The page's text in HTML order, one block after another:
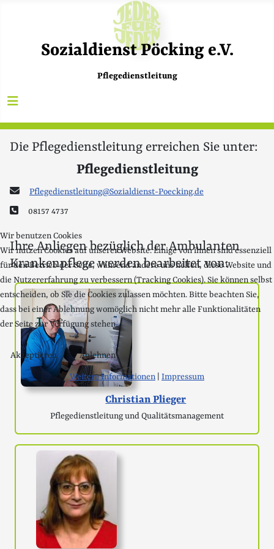
Sozialdienst Pöcking e.V.
Pflegedienstleitung
Die Pflegedienstleitung erreichen Sie unter:
Pflegedienstleitung
E-Mail:
Pflegedienstleitung@Sozialdienst-Poecking.de
Telefon:
08157 4737
Ihre Anliegen bezüglich der Ambulanten
Krankenpflege werden bearbeitet von:
Christian Plieger
Pflegedienstleitung und Qualitäts­management
Wir benutzen Cookies
Wir nutzen Cookies auf unserer Website. Einige von ihnen sind essenziell
für den Betrieb der Seite, während andere uns helfen, diese Website und
die Nutzererfahrung zu verbessern (Tracking Cookies). Sie können selbst
entscheiden, ob Sie die Cookies zulassen möchten. Bitte beachten Sie,
dass bei einer Ablehnung womöglich nicht mehr alle Funktionalitäten
der Seite zur Verfügung stehen.
Akzeptieren Ablehnen
Weitere Informationen Impressum